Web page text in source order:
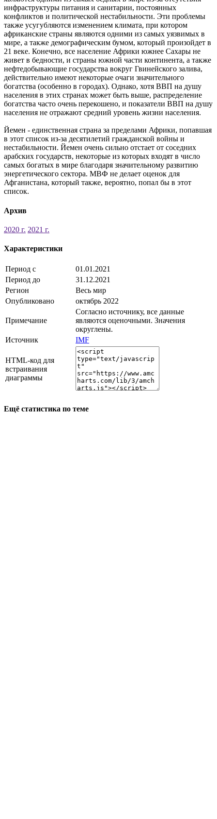
инфраструктуры питания и санитарии, постоянных
конфликтов и политической нестабильности. Эти проблемы
также усугубляются изменением климата, при котором
африканские страны являются одними из самых уязвимых в
мире, а также демографическим бумом, который произойдет в
21 веке. Конечно, все население Африки южнее Сахары не
живет в бедности, и страны южной части континента, а также
нефтедобывающие государства вокруг Гвинейского залива,
действительно имеют некоторые очаги значительного
богатства (особенно в городах). Однако, хотя ВВП на душу
населения в этих странах может быть выше, распределение
богатства часто очень перекошено, и показатели ВВП на душу
населения не отражают средний уровень жизни населения.
Йемен - единственная страна за пределами Африки, попавшая
в этот список из-за десятилетий гражданской войны и
нестабильности. Йемен очень сильно отстает от соседних
арабских государств, некоторые из которых входят в число
самых богатых в мире благодаря значительному развитию
энергетического сектора. МВФ не делает оценок для
Афганистана, который также, вероятно, попал бы в этот
список.
Архив
2020 г. 2021 г.
Характеристики
Период с
01.01.2021
Период до
31.12.2021
Регион
Весь мир
Опубликовано
октябрь 2022
Примечание
Согласно источнику, все данные
являются оценочными. Значения
округлены.
Источник
IMF
HTML-код для
встраивания
диаграммы
Ещё статистика по теме